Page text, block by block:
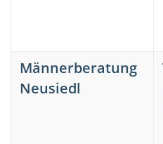
Männerberatung
Neusiedl